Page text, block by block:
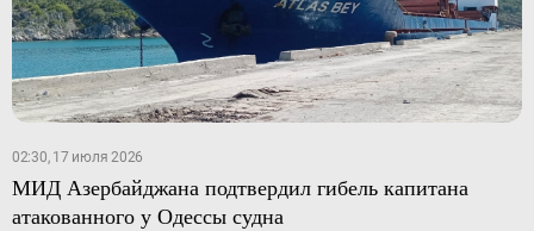
02:30, 17 июля 2026
МИД Азербайджана подтвердил гибель капитана
атакованного у Одессы судна